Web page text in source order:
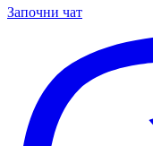
Започни чат